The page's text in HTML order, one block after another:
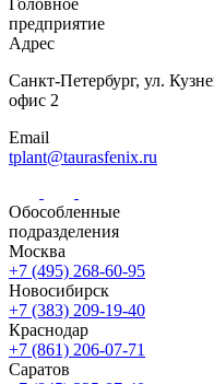
предприятие
Адрес
Санкт-Петербург, ул.
офис 2
Email
tplant@taurasfenix.ru
Обособленные
подразделения
Москва
+7 (495) 268-60-95
Новосибирск
+7 (383) 209-19-40
Краснодар
+7 (861) 206-07-71
Саратов